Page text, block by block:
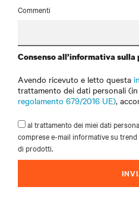
Commenti
Consenso all’informativa
Avendo ricevuto e letto questa
trattamento dei dati personali
regolamento 679/2016 UE),
al trattamento dei miei dati
comprese e-mail informative su
di prodotti.